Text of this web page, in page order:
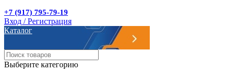
+7 (917) 795-79-19
Вход / Регистрация
Каталог
Выберите категорию